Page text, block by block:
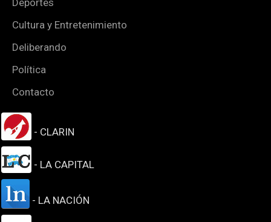
Deportes
Cultura y Entretenimiento
Deliberando
Política
Contacto
- CLARIN
- LA CAPITAL
- LA NACIÓN